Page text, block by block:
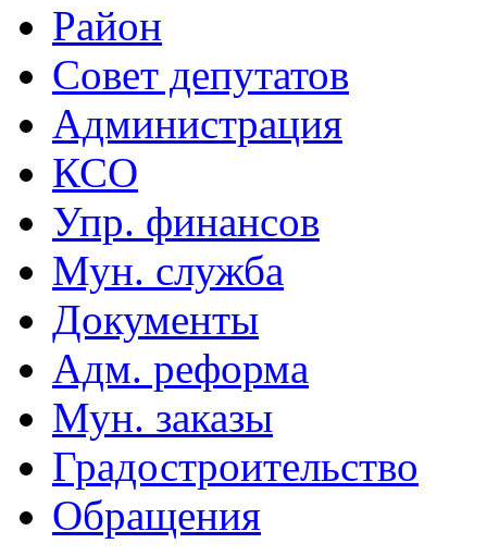
Район
Совет депутатов
Администрация
КСО
Упр. финансов
Мун. служба
Документы
Адм. реформа
Мун. заказы
Градостроительство
Обращения